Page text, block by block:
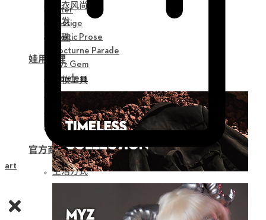
娃衣风尚
假发
眼珠
娃用护理
化妆工具
组装工具
修正工具
娃用收纳
官方商品
生活方式
Alter
Vestige
Poetic Prose
Nocturne Parade
Myz Gem
Timeless